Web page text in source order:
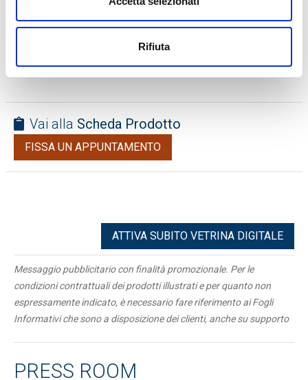
Rifiuta
• Sistema Delivery / Asporto con scelta orari e giorni
• Pagamento alla consegna / Al ritiro
VUOI SAPERNE DI PIU'?CLICCA QUI
Vai alla Scheda Prodotto
FISSA UN APPUNTAMENTO
ATTIVA SUBITO VETRINA DIGITALE
Messaggio pubblicitario con finalità promozionale. Per le
condizioni contrattuali dei prodotti illustrati e per quanto non
espressamente indicato, è necessario fare riferimento ai Fogli
Informativi che sono a disposizione dei clienti, anche su supporto
PRESS ROOM